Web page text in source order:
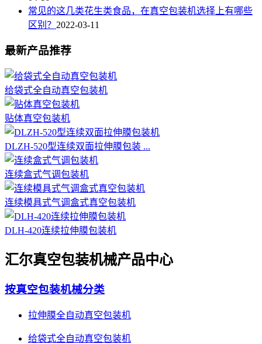
常见的这几类花生类食品，在真空包装机选择上有哪些
区别？ 2022-03-11
最新产品推荐
给袋式全自动真空包装机
贴体真空包装机
DLZH-520型连续双面拉伸膜包装 ...
连续盒式气调包装机
连续模具式气调盒式真空包装机
DLH-420连续拉伸膜包装机
汇尔真空包装机械产品中心
按真空包装机械分类
拉伸膜全自动真空包装机
给袋式全自动真空包装机